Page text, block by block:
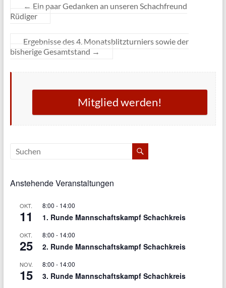
← Ein paar Gedanken an unseren Schachfreund
Rüdiger
Ergebnisse des 4. Monatsblitzturniers sowie der
bisherige Gesamtstand →
Mitglied werden!
Anstehende Veranstaltungen
OKT.
11
8:00 - 14:00
1. Runde Mannschaftskampf Schachkreis
OKT.
25
8:00 - 14:00
2. Runde Mannschaftskampf Schachkreis
NOV.
15
8:00 - 14:00
3. Runde Mannschaftskampf Schachkreis